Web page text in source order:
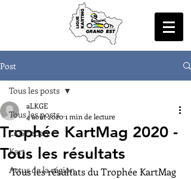
Post
Tous les posts
LKGE2020
Kart
Actus de la région
Tous les posts
Trophée KartMag 2020 -
Tous les résultats
aLKGE
4 août 20201 min de lecture
Tous les résultats du Trophée KartMag